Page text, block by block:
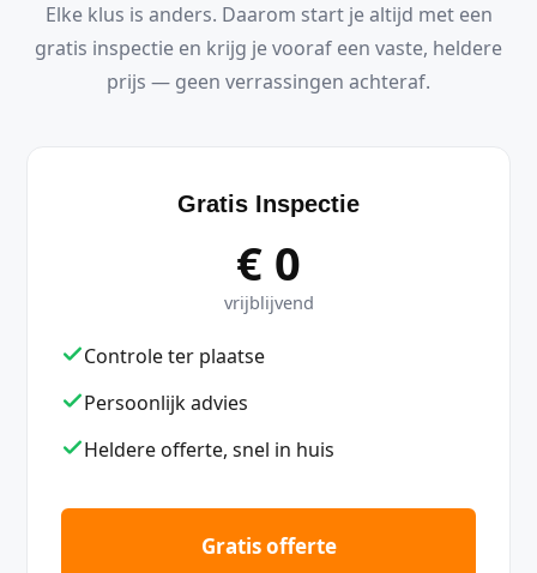
Elke klus is anders. Daarom start je altijd met een
gratis inspectie en krijg je vooraf een vaste, heldere
prijs — geen verrassingen achteraf.
Gratis Inspectie
€ 0
vrijblijvend
Controle ter plaatse
Persoonlijk advies
Heldere offerte, snel in huis
Gratis offerte